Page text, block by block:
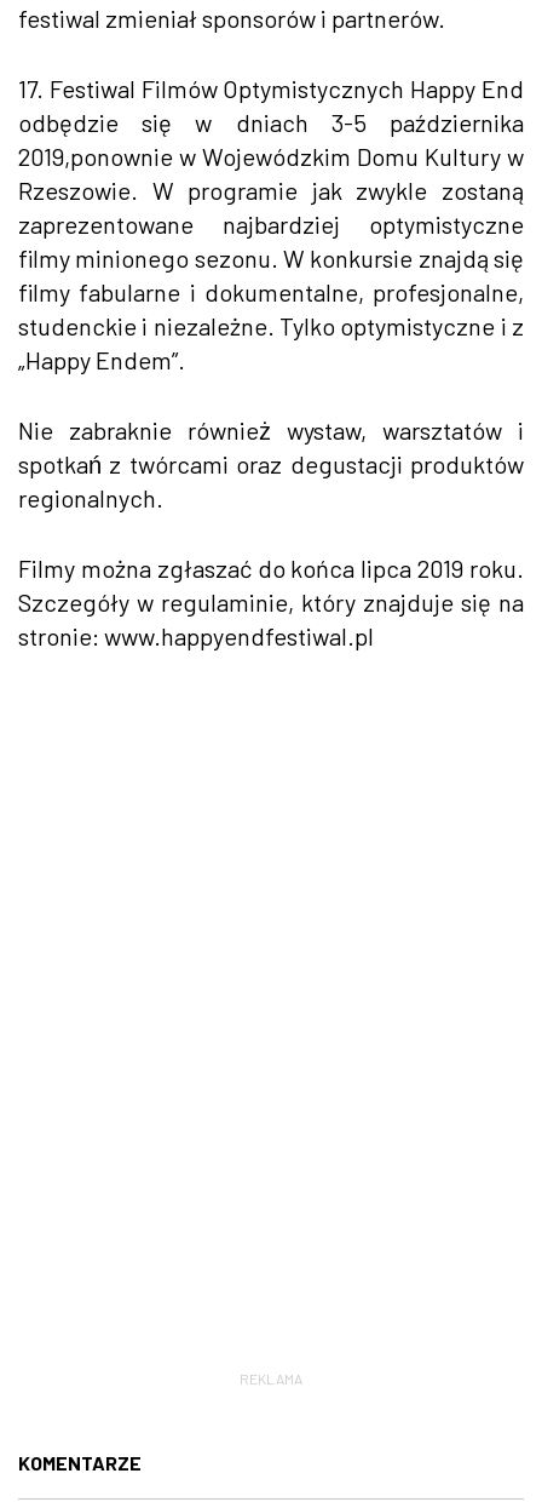
festiwal zmieniał sponsorów i partnerów.
17. Festiwal Filmów Optymistycznych Happy End
odbędzie się w dniach 3-5 października
2019,ponownie w Wojewódzkim Domu Kultury w
Rzeszowie. W programie jak zwykle zostaną
zaprezentowane najbardziej optymistyczne
filmy minionego sezonu. W konkursie znajdą się
filmy fabularne i dokumentalne, profesjonalne,
studenckie i niezależne. Tylko optymistyczne i z
„Happy Endem”.
Nie zabraknie również wystaw, warsztatów i
spotkań z twórcami oraz degustacji produktów
regionalnych.
Filmy można zgłaszać do końca lipca 2019 roku.
Szczegóły w regulaminie, który znajduje się na
stronie: www.happyendfestiwal.pl
REKLAMA
KOMENTARZE